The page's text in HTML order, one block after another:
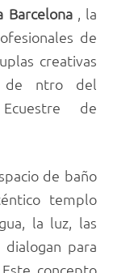
Barcelona , la
de
creativas
de ntro del
de
de baño
templo
la luz, las
para